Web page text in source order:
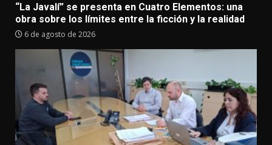
“La Javalí” se presenta en Cuatro Elementos: una
obra sobre los límites entre la ficción y la realidad
6 de agosto de 2026